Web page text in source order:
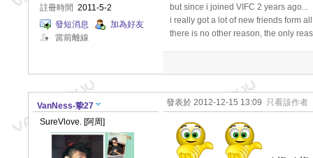
註冊時間 2011-5-2
發短消息
加為好友
當前離線
but since i joined VIFC 2 years ago...
i really got a lot of new friends form
there is no other reason, the only
VanNess-挚27
SureVlove. [阿周]
發表於 2012-12-15 13:09 只看該作者